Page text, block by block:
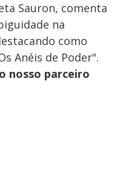
Sauron, comenta
na
como
Anéis de Poder".
nosso parceiro